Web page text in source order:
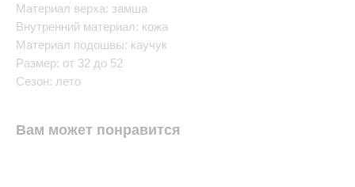
Материал верха: замша
Внутренний материал: кожа
Материал подошвы: каучук
Размер: от 32 до 52
Сезон: лето
Вам может понравится